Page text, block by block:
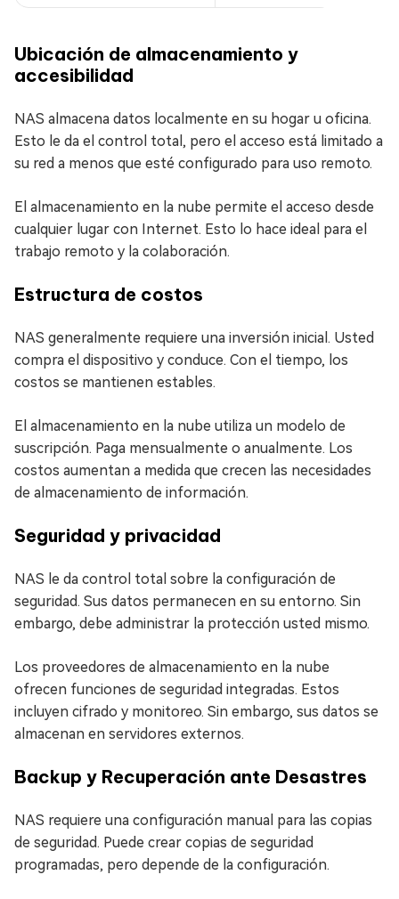
Ubicación de almacenamiento y
accesibilidad
NAS almacena datos localmente en su hogar u oficina.
Esto le da el control total, pero el acceso está limitado a
su red a menos que esté configurado para uso remoto.
El almacenamiento en la nube permite el acceso desde
cualquier lugar con Internet. Esto lo hace ideal para el
trabajo remoto y la colaboración.
Estructura de costos
NAS generalmente requiere una inversión inicial. Usted
compra el dispositivo y conduce. Con el tiempo, los
costos se mantienen estables.
El almacenamiento en la nube utiliza un modelo de
suscripción. Paga mensualmente o anualmente. Los
costos aumentan a medida que crecen las necesidades
de almacenamiento de información.
Seguridad y privacidad
NAS le da control total sobre la configuración de
seguridad. Sus datos permanecen en su entorno. Sin
embargo, debe administrar la protección usted mismo.
Los proveedores de almacenamiento en la nube
ofrecen funciones de seguridad integradas. Estos
incluyen cifrado y monitoreo. Sin embargo, sus datos se
almacenan en servidores externos.
Backup y Recuperación ante Desastres
NAS requiere una configuración manual para las copias
de seguridad. Puede crear copias de seguridad
programadas, pero depende de la configuración.